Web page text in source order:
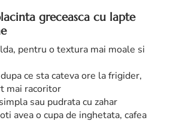
greceasca cu lapte
pentru o textura mai moale si
ce sta cateva ore la frigider,
mai racoritor
sau pudrata cu zahar
avea o cupa de inghetata, cafea